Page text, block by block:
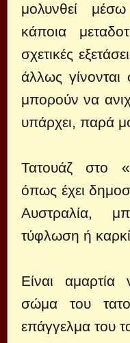
μολυνθεί
κάποια
σχετικές
άλλως
μπορούν να
υπάρχει, παρά
Τατουάζ στο
όπως έχει
Αυστραλία,
τύφλωση ή
Είναι
σώμα του
επάγγελμα του